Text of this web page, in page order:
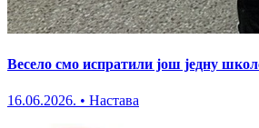
Весело смо испратили још једну
16.06.2026. • Настава